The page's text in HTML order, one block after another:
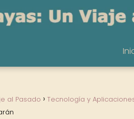
al Pasado Tecnología y